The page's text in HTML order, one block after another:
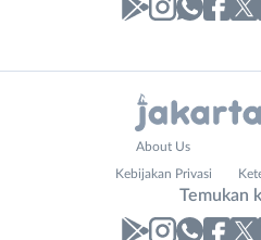
About Us
Kebijakan Privasi
Temukan